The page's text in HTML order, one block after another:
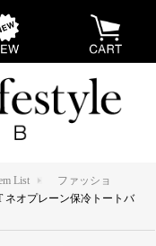
List
ファッショ
ネオプレーン保冷トートバ